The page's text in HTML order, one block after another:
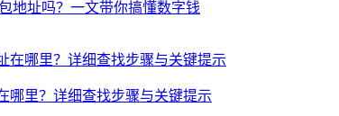
地址吗？一文带你搞懂数字钱
哪里？详细查找步骤与关键提示